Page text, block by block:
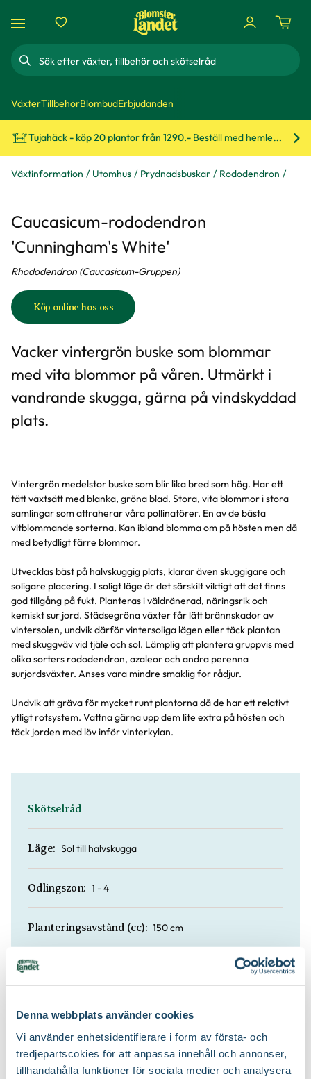
Denna webbplats använder cookies
Vi använder enhetsidentifierare i form av första- och
tredjepartscokies för att anpassa innehåll och annonser,
tillhandahålla funktioner för sociala medier och analysera
Sök
VäxterTillbehörBlombudErbjudanden
Tujahäck - köp 20 plantor från 1290.- Beställ med hemleverans!
Växtinformation Utomhus Prydnadsbuskar Rododendron
Caucasicum-rododendron
'Cunningham's White'
Rhododendron (Caucasicum-Gruppen)
Köp online hos oss
Vacker vintergrön buske som blommar
med vita blommor på våren. Utmärkt i
vandrande skugga, gärna på vindskyddad
plats.
Vintergrön medelstor buske som blir lika bred som hög. Har ett
tätt växtsätt med blanka, gröna blad. Stora, vita blommor i stora
samlingar som attraherar våra pollinatörer. En av de bästa
vitblommande sorterna. Kan ibland blomma om på hösten men då
med betydligt färre blommor.
Utvecklas bäst på halvskuggig plats, klarar även skuggigare och
soligare placering. I soligt läge är det särskilt viktigt att det finns
god tillgång på fukt. Planteras i väldränerad, näringsrik och
kemiskt sur jord. Städsegröna växter får lätt brännskador av
vintersolen, undvik därför vintersoliga lägen eller täck plantan
med skuggväv vid tjäle och sol. Lämplig att plantera gruppvis med
olika sorters rododendron, azaleor och andra perenna
surjordsväxter. Anses vara mindre smaklig för rådjur.
Undvik att gräva för mycket runt plantorna då de har ett relativt
ytligt rotsystem. Vattna gärna upp dem lite extra på hösten och
täck jorden med löv inför vinterkylan.
Skötselråd
Läge: Sol till halvskugga
Odlingszon: 1 - 4
Planteringsavstånd (cc): 150 cm
Jordmån:
Kemiskt sur jord, Mullrik jord, Näringsrik jord,
Jordprodukter: Blåbärsjord, Rododendronjord
Beskärningssätt: Beskärning är inte nödvändig